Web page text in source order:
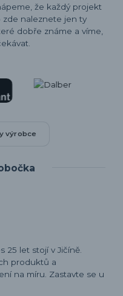
že každý projekt
zde naleznete jen ty
dobře známe a víme,
výrobce
25 let stojí v Jičíně.
produktů a
na míru. Zastavte se u